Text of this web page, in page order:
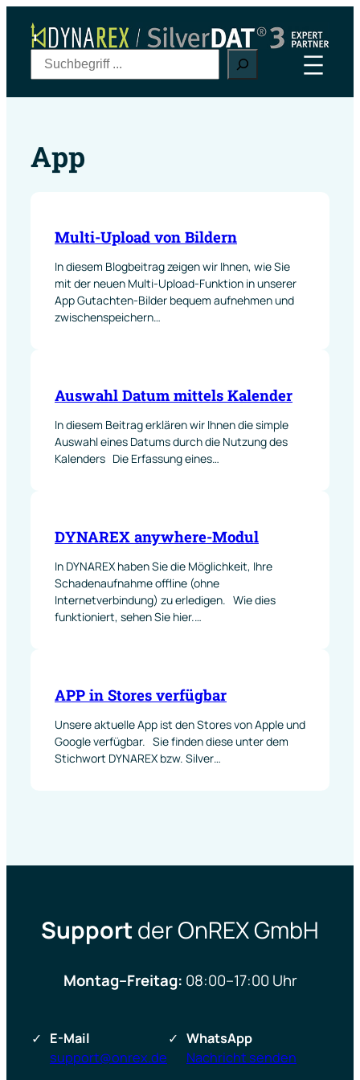
Inhalt
springen
u
c
n
App
Multi-Upload von Bildern
In diesem Blogbeitrag zeigen wir Ihnen, wie Sie
mit der neuen Multi-Upload-Funktion in unserer
App Gutachten-Bilder bequem aufnehmen und
zwischenspeichern…
Auswahl Datum mittels Kalender
In diesem Beitrag erklären wir Ihnen die simple
Auswahl eines Datums durch die Nutzung des
Kalenders Die Erfassung eines…
DYNAREX anywhere-Modul
In DYNAREX haben Sie die Möglichkeit, Ihre
Schadenaufnahme offline (ohne
Internetverbindung) zu erledigen. Wie dies
funktioniert, sehen Sie hier.…
APP in Stores verfügbar
Unsere aktuelle App ist den Stores von Apple und
Google verfügbar. Sie finden diese unter dem
Stichwort DYNAREX bzw. Silver…
Support der OnREX GmbH
Montag–Freitag: 08:00–17:00 Uhr
E-Mail
support@onrex.de
WhatsApp
Nachricht senden